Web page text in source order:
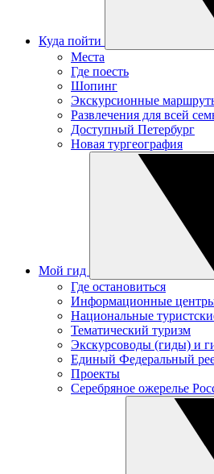
Куда пойти
Места
Где поесть
Шопинг
Экскурсионные
Развлечения для всей
Доступный Петербург
Новая тургеография
Мой гид
Где остановиться
Информационные
Национальные
Тематический туризм
Экскурсоводы (гиды) и
Единый Федеральный
Проекты
Серебряное ожерелье